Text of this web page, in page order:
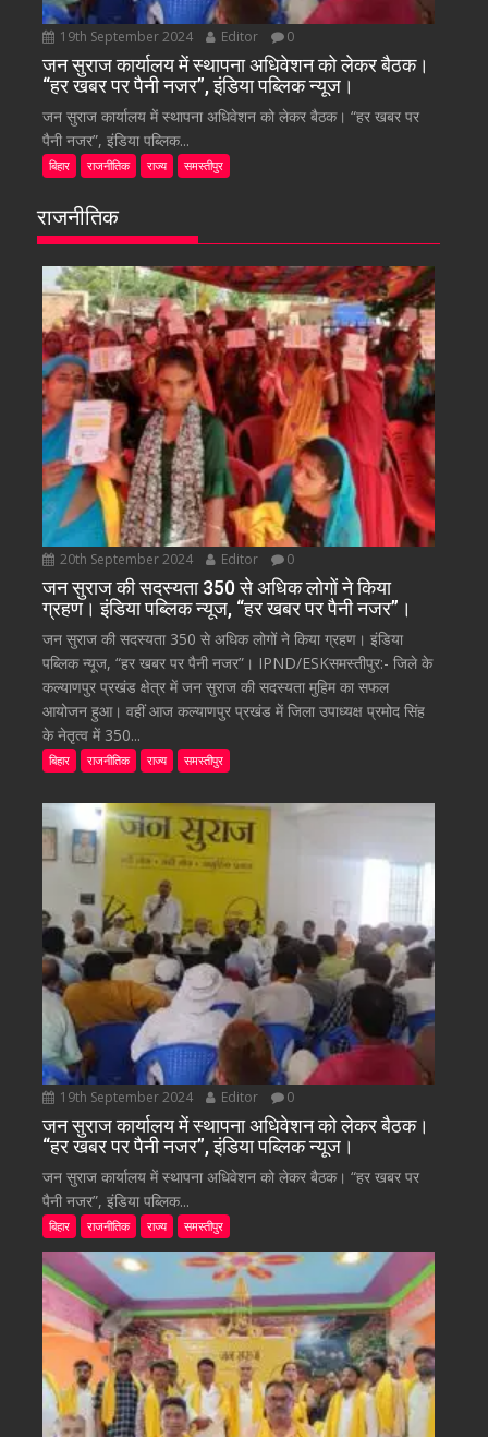
19th September 2024 Editor 0
जन सुराज कार्यालय में स्थापना अधिवेशन को लेकर बैठक।
“हर खबर पर पैनी नजर”, इंडिया पब्लिक न्यूज।
जन सुराज कार्यालय में स्थापना अधिवेशन को लेकर बैठक। “हर खबर पर
पैनी नजर”, इंडिया पब्लिक...
बिहार राजनीतिक राज्य समस्तीपुर
राजनीतिक
20th September 2024 Editor 0
जन सुराज की सदस्यता 350 से अधिक लोगों ने किया
ग्रहण। इंडिया पब्लिक न्यूज, “हर खबर पर पैनी नजर”।
जन सुराज की सदस्यता 350 से अधिक लोगों ने किया ग्रहण। इंडिया
पब्लिक न्यूज, “हर खबर पर पैनी नजर”। IPND/ESKसमस्तीपुर:- जिले के
कल्याणपुर प्रखंड क्षेत्र में जन सुराज की सदस्यता मुहिम का सफल
आयोजन हुआ। वहीं आज कल्याणपुर प्रखंड में जिला उपाध्यक्ष प्रमोद सिंह
के नेतृत्व में 350...
बिहार राजनीतिक राज्य समस्तीपुर
19th September 2024 Editor 0
जन सुराज कार्यालय में स्थापना अधिवेशन को लेकर बैठक।
“हर खबर पर पैनी नजर”, इंडिया पब्लिक न्यूज।
जन सुराज कार्यालय में स्थापना अधिवेशन को लेकर बैठक। “हर खबर पर
पैनी नजर”, इंडिया पब्लिक...
बिहार राजनीतिक राज्य समस्तीपुर